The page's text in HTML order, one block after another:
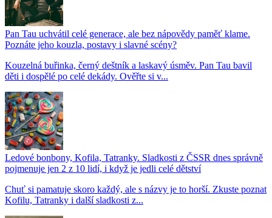
Pan Tau uchvátil celé generace, ale bez nápovědy paměť klame.
Poznáte jeho kouzla, postavy i slavné scény?
Kouzelná buřinka, černý deštník a laskavý úsměv. Pan Tau bavil
děti i dospělé po celé dekády. Ověřte si v...
Ledové bonbony, Kofila, Tatranky. Sladkosti z ČSSR dnes správně
pojmenuje jen 2 z 10 lidí, i když je jedli celé dětství
Chuť si pamatuje skoro každý, ale s názvy je to horší. Zkuste poznat
Kofilu, Tatranky i další sladkosti z...